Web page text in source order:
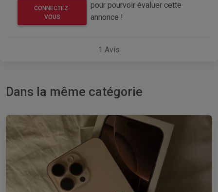
CONNECTEZ-
VOUS
pour pourvoir évaluer cette
annonce !
1 Avis
Dans la même catégorie